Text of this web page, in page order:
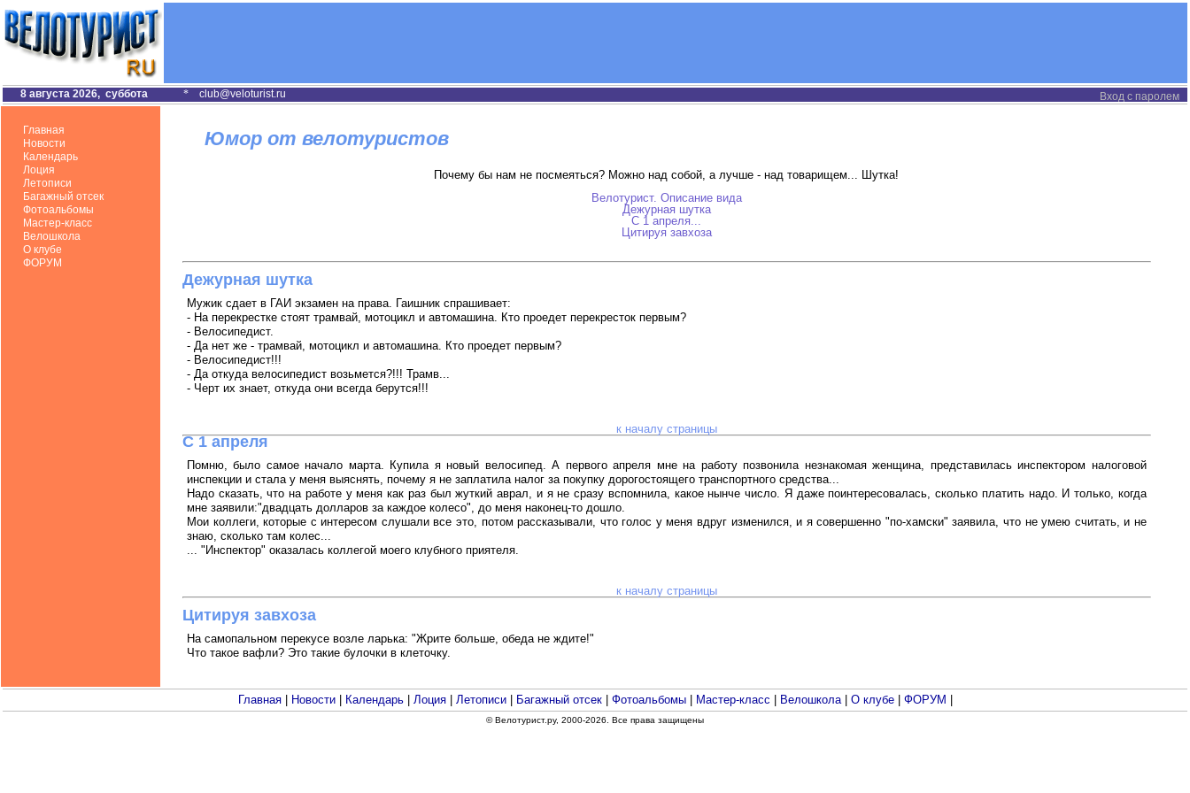
Вход с паролем
8 августа 2026, суббота * club@veloturist.ru
Главная
Новости
Календарь
Лоция
Летописи
Багажный отсек
Фотоальбомы
Мастер-класс
Велошкола
О клубе
ФОРУМ
Юмор от велотуристов
Почему бы нам не посмеяться? Можно над собой, а лучше - над товарищем... Шутка!
Велотурист. Описание вида
Дежурная шутка
С 1 апреля...
Цитируя завхоза
Дежурная шутка
Мужик сдает в ГАИ экзамен на права. Гаишник спрашивает:
- На перекрестке стоят трамвай, мотоцикл и автомашина. Кто проедет перекресток первым?
- Велосипедист.
- Да нет же - трамвай, мотоцикл и автомашина. Кто проедет первым?
- Велосипедист!!!
- Да откуда велосипедист возьмется?!!! Трамв...
- Черт их знает, откуда они всегда берутся!!!
к началу страницы
С 1 апреля
Помню, было самое начало марта. Купила я новый велосипед. А первого апреля мне на работу позвонила незнакомая женщина, представилась инспектором налоговой
инспекции и стала у меня выяснять, почему я не заплатила налог за покупку дорогостоящего транспортного средства...
Надо сказать, что на работе у меня как раз был жуткий аврал, и я не сразу вспомнила, какое нынче число. Я даже поинтересовалась, сколько платить надо. И только, когда
мне заявили:"двадцать долларов за каждое колесо", до меня наконец-то дошло.
Мои коллеги, которые с интересом слушали все это, потом рассказывали, что голос у меня вдруг изменился, и я совершенно "по-хамски" заявила, что не умею считать, и не
знаю, сколько там колес...
... "Инспектор" оказалась коллегой моего клубного приятеля.
к началу страницы
Цитируя завхоза
На самопальном перекусе возле ларька: "Жрите больше, обеда не ждите!"
Что такое вафли? Это такие булочки в клеточку.
Главная| Новости| Календарь| Лоция| Летописи| Багажный отсек| Фотоальбомы| Мастер-класс Велошкола| О клубе| ФОРУМ
© Велотурист.ру, 2000-2026. Все права защищены